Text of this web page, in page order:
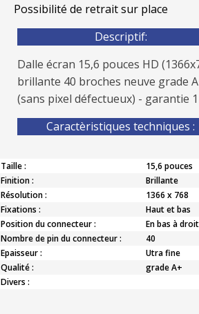
Possibilité de retrait sur place
Descriptif:
Dalle écran 15,6 pouces HD
brillante 40 broches neuve grade
(sans pixel défectueux) - garantie
Caractèristiques techniques :
Taille :
15,6 pouces
Finition :
Brillante
Résolution :
1366 x 768
Fixations :
Haut et bas
Position du connecteur :
En bas à
Nombre de pin du connecteur :
40
Epaisseur :
Utra fine
Qualité :
grade A+
Divers :